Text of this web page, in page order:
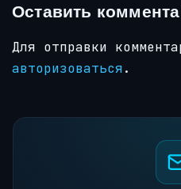
Оставить
Для отправки
авторизоваться.